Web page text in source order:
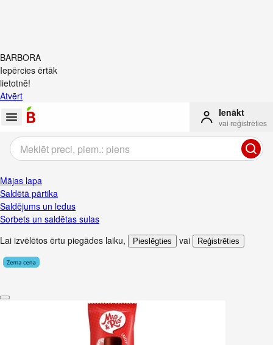
BARBORA
Iepērcies ērtāk
lietotnē!
Atvērt
Ienākt
vai reģistrēties
Mājas lapa
Saldētā pārtika
Saldējums un ledus
Sorbets un saldētas sulas
Lai izvēlētos ērtu piegādes laiku, Pieslēgties vai Reģistrēties